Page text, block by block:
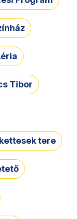
Tibor
tere